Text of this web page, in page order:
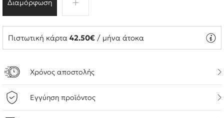
Διαμόρφωση
Πιστωτική κάρτα 42.50€ / μήνα άτοκα
Χρόνος αποστολής
Εγγύηση προϊόντος